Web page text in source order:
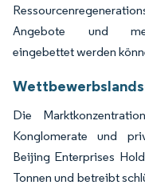
Angebote und
eingebettet werden
Die
Konglomerate und
Beijing Enterprises
Tonnen und betreibt